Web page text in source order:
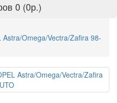
0 (0р.)
Omega/Vectra/Zafira 98-